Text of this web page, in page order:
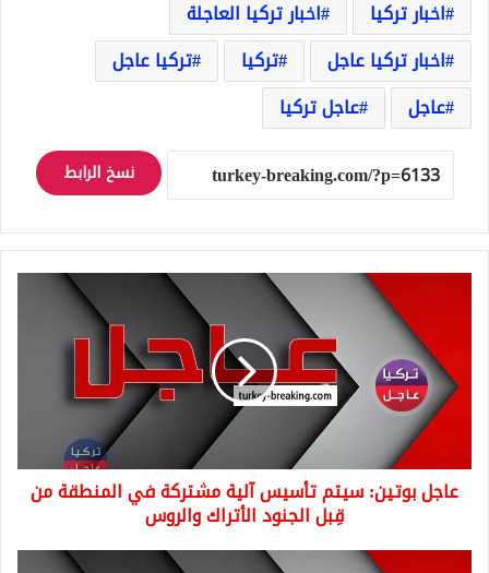
اخبار تركيا
اخبار تركيا العاجلة
اخبار تركيا عاجل
تركيا
تركيا عاجل
عاجل
عاجل تركيا
نسخ الرابط
تأسيس
آلية
مشتركة
من
قِبل
والروس
عاجل بوتين: سيتم تأسيس آلية مشتركة في المنطقة من
قِبل الجنود الأتراك والروس